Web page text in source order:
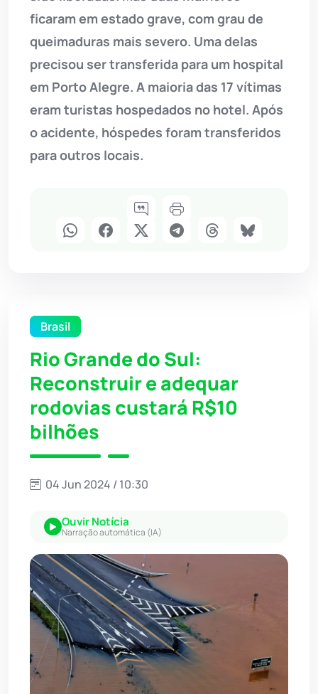
ficaram em estado grave, com grau de
queimaduras mais severo. Uma delas
precisou ser transferida para um hospital
em Porto Alegre. A maioria das 17 vítimas
eram turistas hospedados no hotel. Após
o acidente, hóspedes foram transferidos
para outros locais.
Brasil
Rio Grande do Sul:
Reconstruir e adequar
rodovias custará R$10
bilhões
04 Jun 2024 / 10:30
Ouvir Notícia
Narração automática (IA)